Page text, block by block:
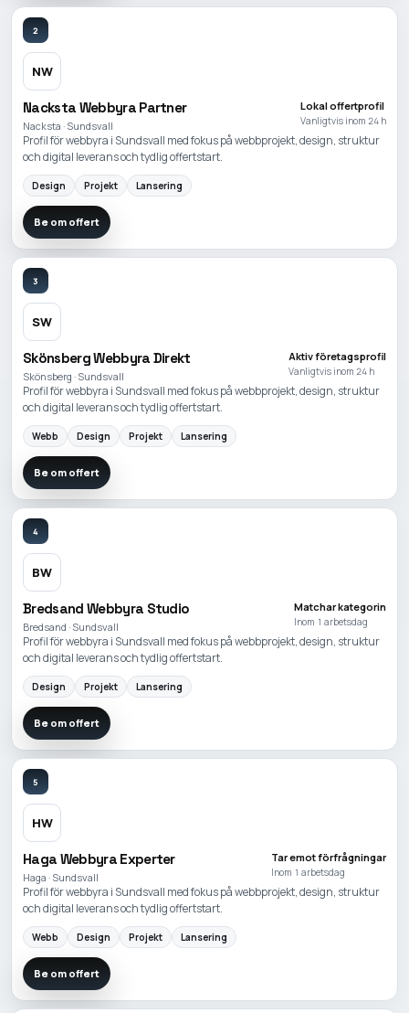
2
NW
Nacksta Webbyra Partner
Nacksta · Sundsvall
Lokal offertprofil
Vanligtvis inom 24 h
Profil för webbyra i Sundsvall med fokus på webbprojekt, design, struktur
och digital leverans och tydlig offertstart.
Design Projekt Lansering
Be om offert
3
SW
Skönsberg Webbyra Direkt
Skönsberg · Sundsvall
Aktiv företagsprofil
Vanligtvis inom 24 h
Profil för webbyra i Sundsvall med fokus på webbprojekt, design, struktur
och digital leverans och tydlig offertstart.
Webb Design Projekt Lansering
Be om offert
4
BW
Bredsand Webbyra Studio
Bredsand · Sundsvall
Matchar kategorin
Inom 1 arbetsdag
Profil för webbyra i Sundsvall med fokus på webbprojekt, design, struktur
och digital leverans och tydlig offertstart.
Design Projekt Lansering
Be om offert
5
HW
Haga Webbyra Experter
Haga · Sundsvall
Tar emot förfrågningar
Inom 1 arbetsdag
Profil för webbyra i Sundsvall med fokus på webbprojekt, design, struktur
och digital leverans och tydlig offertstart.
Webb Design Projekt Lansering
Be om offert